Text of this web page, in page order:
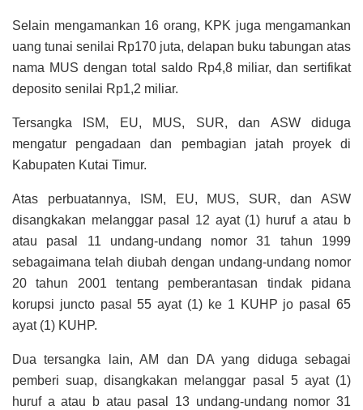
Selain mengamankan 16 orang, KPK juga mengamankan
uang tunai senilai Rp170 juta, delapan buku tabungan atas
nama MUS dengan total saldo Rp4,8 miliar, dan sertifikat
deposito senilai Rp1,2 miliar.
Tersangka ISM, EU, MUS, SUR, dan ASW diduga
mengatur pengadaan dan pembagian jatah proyek di
Kabupaten Kutai Timur.
Atas perbuatannya, ISM, EU, MUS, SUR, dan ASW
disangkakan melanggar pasal 12 ayat (1) huruf a atau b
atau pasal 11 undang-undang nomor 31 tahun 1999
sebagaimana telah diubah dengan undang-undang nomor
20 tahun 2001 tentang pemberantasan tindak pidana
korupsi juncto pasal 55 ayat (1) ke 1 KUHP jo pasal 65
ayat (1) KUHP.
Dua tersangka lain, AM dan DA yang diduga sebagai
pemberi suap, disangkakan melanggar pasal 5 ayat (1)
huruf a atau b atau pasal 13 undang-undang nomor 31